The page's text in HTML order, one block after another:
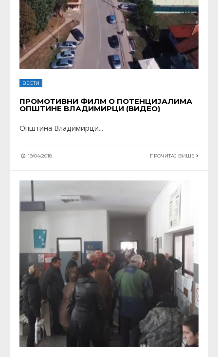
ВЕСТИ
ПРОМОТИВНИ ФИЛМ О ПОТЕНЦИЈАЛИМА
ОПШТИНЕ ВЛАДИМИРЦИ (ВИДЕО)
Општина Владимирци...
19/04/2018 ПРОЧИТАЈ ВИШЕ